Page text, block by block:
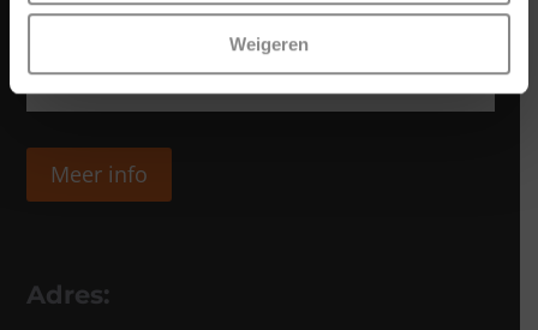
Weigeren
Meer info
Adres: